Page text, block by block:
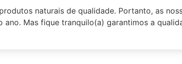
naturais de qualidade. Portanto, as
Mas fique tranquilo(a) garantimos a